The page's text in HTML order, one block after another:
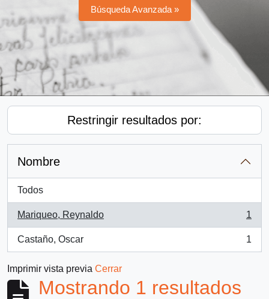
Búsqueda Avanzada »
Restringir resultados por:
Nombre
Todos
Mariqueo, Reynaldo
, 1 resultados
1
Castaño, Oscar
, 1 resultados
1
Imprimir vista previa Cerrar
Mostrando 1 resultados